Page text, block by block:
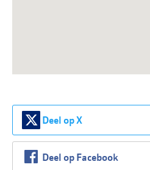
Deel op X
Deel op Facebook